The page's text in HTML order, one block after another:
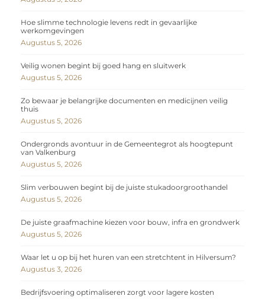
Hoe slimme technologie levens redt in gevaarlijke
werkomgevingen
Augustus 5, 2026
Veilig wonen begint bij goed hang en sluitwerk
Augustus 5, 2026
Zo bewaar je belangrijke documenten en medicijnen veilig
thuis
Augustus 5, 2026
Ondergronds avontuur in de Gemeentegrot als hoogtepunt
van Valkenburg
Augustus 5, 2026
Slim verbouwen begint bij de juiste stukadoorgroothandel
Augustus 5, 2026
De juiste graafmachine kiezen voor bouw, infra en grondwerk
Augustus 5, 2026
Waar let u op bij het huren van een stretchtent in Hilversum?
Augustus 3, 2026
Bedrijfsvoering optimaliseren zorgt voor lagere kosten